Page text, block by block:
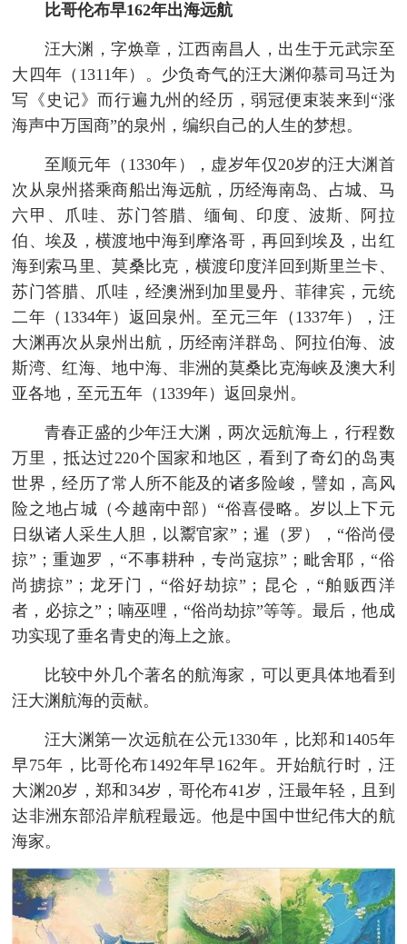
比哥伦布早162年出海远航
汪大渊，字焕章，江西南昌人，出生于元武宗至
大四年（1311年）。少负奇气的汪大渊仰慕司马迁为
写《史记》而行遍九州的经历，弱冠便束装来到“涨
海声中万国商”的泉州，编织自己的人生的梦想。
至顺元年（1330年），虚岁年仅20岁的汪大渊首
次从泉州搭乘商船出海远航，历经海南岛、占城、马
六甲、爪哇、苏门答腊、缅甸、印度、波斯、阿拉
伯、埃及，横渡地中海到摩洛哥，再回到埃及，出红
海到索马里、莫桑比克，横渡印度洋回到斯里兰卡、
苏门答腊、爪哇，经澳洲到加里曼丹、菲律宾，元统
二年（1334年）返回泉州。至元三年（1337年），汪
大渊再次从泉州出航，历经南洋群岛、阿拉伯海、波
斯湾、红海、地中海、非洲的莫桑比克海峡及澳大利
亚各地，至元五年（1339年）返回泉州。
青春正盛的少年汪大渊，两次远航海上，行程数
万里，抵达过220个国家和地区，看到了奇幻的岛夷
世界，经历了常人所不能及的诸多险峻，譬如，高风
险之地占城（今越南中部）“俗喜侵略。岁以上下元
日纵诸人采生人胆，以鬻官家”；暹（罗），“俗尚侵
掠”；重迦罗，“不事耕种，专尚寇掠”；毗舍耶，“俗
尚掳掠”；龙牙门，“俗好劫掠”；昆仑，“舶贩西洋
者，必掠之”；喃巫哩，“俗尚劫掠”等等。最后，他成
功实现了垂名青史的海上之旅。
比较中外几个著名的航海家，可以更具体地看到
汪大渊航海的贡献。
汪大渊第一次远航在公元1330年，比郑和1405年
早75年，比哥伦布1492年早162年。开始航行时，汪
大渊20岁，郑和34岁，哥伦布41岁，汪最年轻，且到
达非洲东部沿岸航程最远。他是中国中世纪伟大的航
海家。